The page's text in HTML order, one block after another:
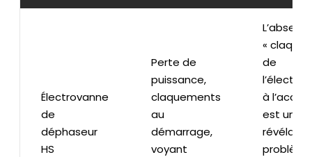
Électrovanne
de
déphaseur
HS
Perte de
puissance,
claquements
au
démarrage,
voyant
«
de
à
est un